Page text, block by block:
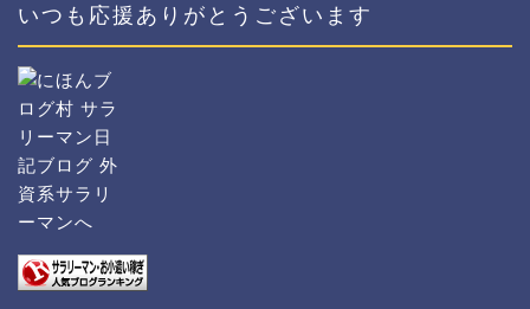
いつも応援ありがとうございます